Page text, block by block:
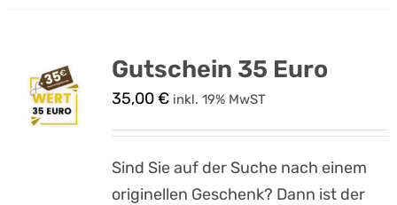
Gutschein 35 Euro
35,00€ inkl. 19% MwST
Sind Sie auf der Suche nach einem
originellen Geschenk? Dann ist der